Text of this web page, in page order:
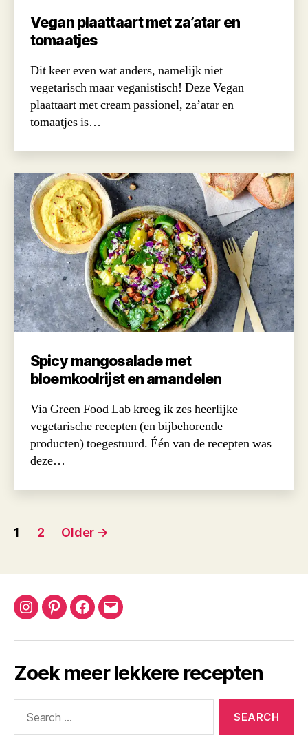
Vegan plaattaart met za’atar en
tomaatjes
Dit keer even wat anders, namelijk niet
vegetarisch maar veganistisch! Deze Vegan
plaattaart met cream passionel, za’atar en
tomaatjes is…
Spicy mangosalade met
bloemkoolrijst en amandelen
Via Green Food Lab kreeg ik zes heerlijke
vegetarische recepten (en bijbehorende
producten) toegestuurd. Één van de recepten was
deze…
Posts
1 2 Older →
Instagram
PinterestFacebook
Email
Zoek meer lekkere recepten